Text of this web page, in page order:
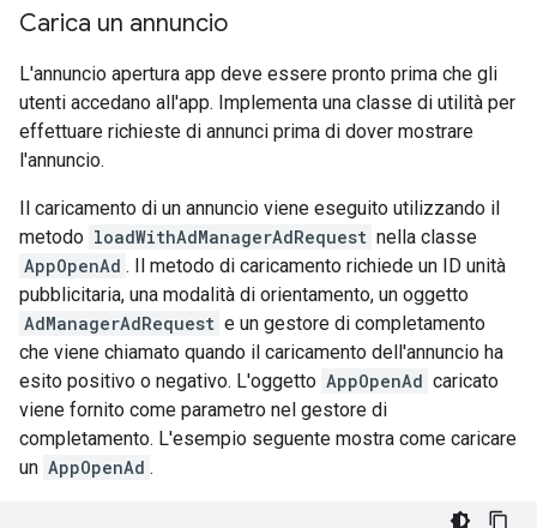
Carica un annuncio
L'annuncio apertura app deve essere pronto prima che gli
utenti accedano all'app. Implementa una classe di utilità per
effettuare richieste di annunci prima di dover mostrare
l'annuncio.
Il caricamento di un annuncio viene eseguito utilizzando il
metodo loadWithAdManagerAdRequest nella classe
AppOpenAd . Il metodo di caricamento richiede un ID unità
pubblicitaria, una modalità di orientamento, un oggetto
AdManagerAdRequest e un gestore di completamento
che viene chiamato quando il caricamento dell'annuncio ha
esito positivo o negativo. L'oggetto AppOpenAd caricato
viene fornito come parametro nel gestore di
completamento. L'esempio seguente mostra come caricare
un AppOpenAd .